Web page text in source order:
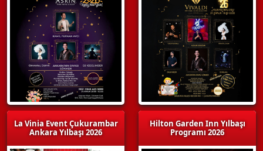
La Vinia Event Çukurambar
Ankara Yılbaşı 2026
Hilton Garden Inn Yılbaşı
Programı 2026